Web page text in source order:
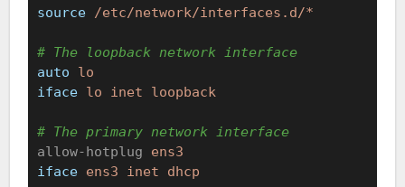
source /etc/network/interfaces.d/*
# The loopback network interface
auto
lo
iface lo inet loopback
# The primary network interface
allow-hotplug
ens3
iface ens3 inet dhcp